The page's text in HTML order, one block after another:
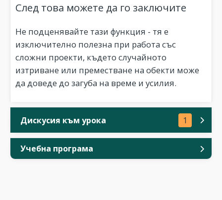
След това можете да го заключите
Не подценявайте тази функция - тя е
изключително полезна при работа със
сложни проекти, където случайното
изтриване или преместване на обекти може
да доведе до загуба на време и усилия.
Дискусия към урока 1
Учебна програма